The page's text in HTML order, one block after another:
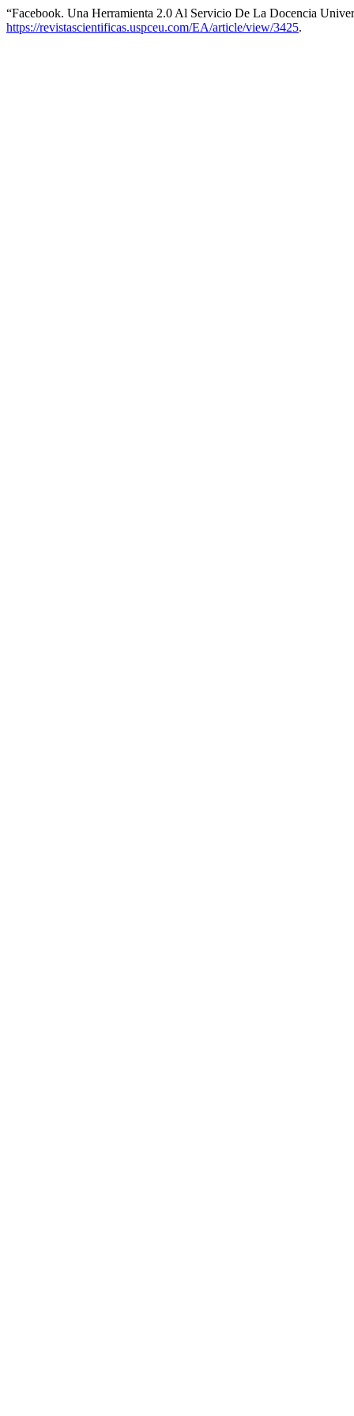
“Facebook. Una Herramienta 2.0 Al Servicio De La Docencia
https://revistascientificas.uspceu.com/EA/article/view/3425.